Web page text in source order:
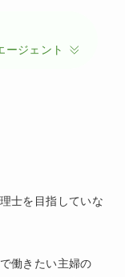
ージェント
士を目指していな
働きたい主婦の